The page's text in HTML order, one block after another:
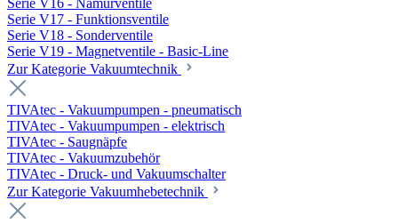
Serie V16 - Namurventile
Serie V17 - Funktionsventile
Serie V18 - Sonderventile
Serie V19 - Magnetventile - Basic-Line
Zur Kategorie Vakuumtechnik
TIVAtec - Vakuumpumpen - pneumatisch
TIVAtec - Vakuumpumpen - elektrisch
TIVAtec - Saugnäpfe
TIVAtec - Vakuumzubehör
TIVAtec - Druck- und Vakuumschalter
Zur Kategorie Vakuumhebetechnik